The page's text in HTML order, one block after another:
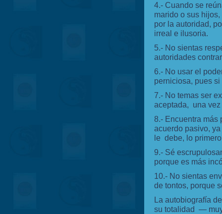
4.- Cuando se
marido o sus
por la autoridad,
irreal e ilusoria.
5.- No sientas
autoridades
6.- No usar el
perniciosa, pues
7.- No temas ser
aceptada, una vez
8.- Encuentra más
acuerdo pasivo,
le debe, lo
9.- Sé
porque es más
10.- No sientas
de tontos, porque
La autobiografía
su totalidad —